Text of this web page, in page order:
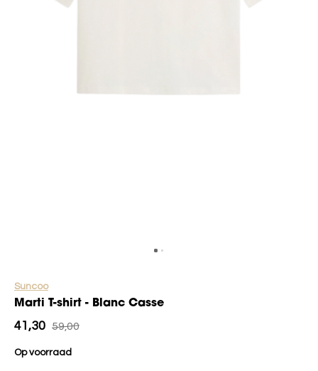
Suncoo
Marti T-shirt - Blanc Casse
41,30 59,00
Op voorraad